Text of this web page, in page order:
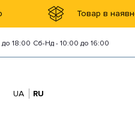
Товар в
18:00 Сб-Нд - 10:00 до 16:00
UA RU